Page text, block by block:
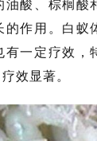
油酸、棕榈酸
的作用。白蚁
有一定疗效，
效显著。